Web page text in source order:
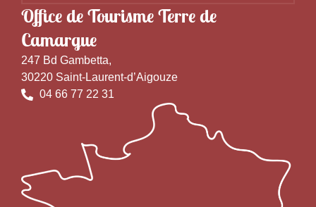
Office de Tourisme Terre de
Camargue
247 Bd Gambetta,
30220 Saint-Laurent-d’Aigouze
04 66 77 22 31